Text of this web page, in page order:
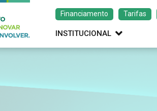
Financiamento Tarifas
INSTITUCIONAL